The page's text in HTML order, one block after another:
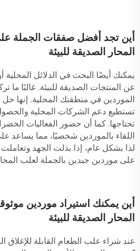
أين تجد أفضل صفقات الجملة
المحار الصديقة للبيئة
يمكنك أيضًا البحث في الدلائل المحلية
عن المنتجات الصديقة للبيئة. غالبًا ما
الموردين في منطقتك المحلية. إنها حل
تستطيع دعم الشركات المحلية
تحتاجها. كما أن حضور الفعاليات
اللقاء بالموردين شخصيًا، مما يساعد
لذا بشكل عام، إذا بذلت الجهد وتعاملت
على موردين جيدين بالجملة لعلب
أين يمكنك استيراد موردين
المحار الصديقة للبيئة
عند شراء علب الطعام القابلة للإغلاق